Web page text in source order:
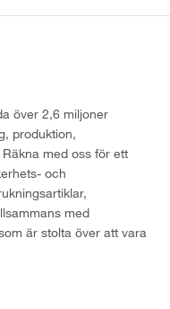
över 2,6 miljoner
produktion,
med oss för ett
och
med
är stolta över att vara